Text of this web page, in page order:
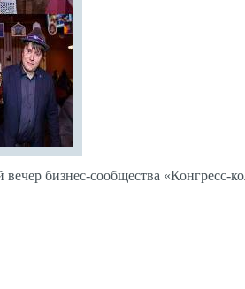
ве­чер биз­нес-со­об­щес­тва «Кон­гресс-